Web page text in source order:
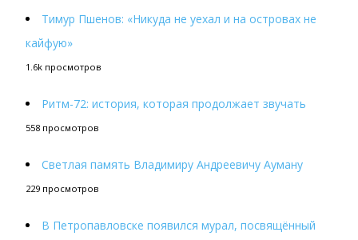
Тимур Пшенов: «Никуда не уехал и на островах не
кайфую»
1.6k просмотров
Ритм-72: история, которая продолжает звучать
558 просмотров
Светлая память Владимиру Андреевичу Ауману
229 просмотров
В Петропавловске появился мурал, посвящённый